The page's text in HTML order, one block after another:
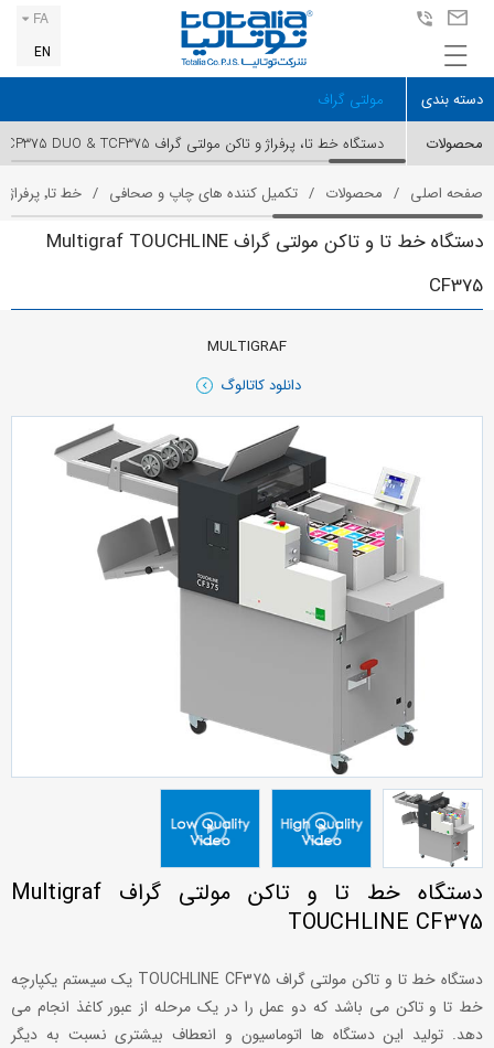
FA
EN
دسته بندی
مولتی گراف
محصولات
دستگاه خط تا، پرفراژ و تاکن مولتی گراف Multigraf CP375 DUO & TCF375
صفحه اصلی محصولات تکمیل کننده های چاپ و صحافی خط تا٬ پرفراژ و تاکن
دستگاه خط تا و تاکن مولتی گراف Multigraf TOUCHLINE
CF375
MULTIGRAF
دانلود کاتالوگ
دستگاه خط تا و تاکن مولتی گراف Multigraf
TOUCHLINE CF375
دستگاه خط تا و تاکن مولتی گراف TOUCHLINE CF375 یک سیستم یکپارچه
خط تا و تاکن می باشد که دو عمل را در یک مرحله از عبور کاغذ انجام می
دهد. تولید این دستگاه ها اتوماسیون و انعطاف بیشتری نسبت به دیگر